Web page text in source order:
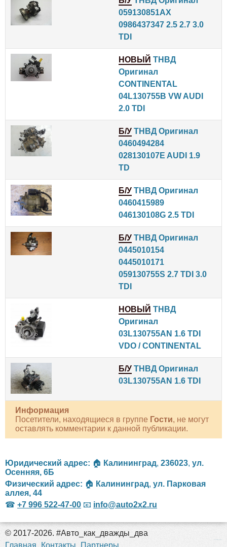
059130851AX
0986437347 2.5 2.7 3.0
TDI
НОВЫЙ ТНВД
Оригинал
CONTINENTAL
04L130755B VW AUDI
2.0 TDI
Б/У ТНВД Оригинал
0460494284
028130107E AUDI 1.9
TD
Б/У ТНВД Оригинал
0460415989
046130108G 2.5 TDI
Б/У ТНВД Оригинал
0445010154
0445010171
059130755S 2.7 TDI 3.0
TDI
НОВЫЙ ТНВД
Оригинал
03L130755AN 1.6 TDI
VDO / CONTINENTAL
Б/У ТНВД Оригинал
03L130755AN 1.6 TDI
Информация
Посетители, находящиеся в группе Гости, не могут
оставлять комментарии к данной публикации.
Юридический адрес: 🏠 Калининград, 236023, ул.
Осенняя, 6Б
Физический адрес: 🏠 Калининград, ул. Парковая
аллея, 44
☎ +7 996 522-47-00 📧 info@auto2x2.ru
© 2017-2026. #Авто_как_дважды_два